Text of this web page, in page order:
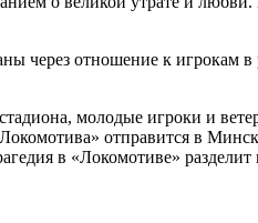
через отношение к игрокам
молодые игроки и
отправится в
в «Локомотиве»